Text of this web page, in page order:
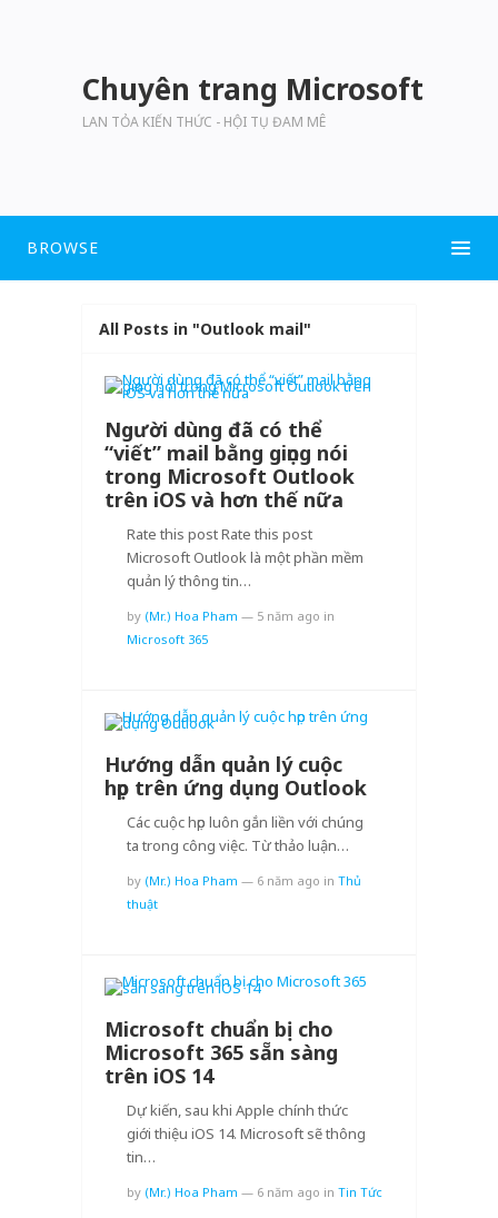
Chuyên trang Microsoft
LAN TỎA KIẾN THỨC - HỘI TỤ ĐAM MÊ
BROWSE
All Posts in "Outlook mail"
Người dùng đã có thể
“viết” mail bằng giọng nói
trong Microsoft Outlook
trên iOS và hơn thế nữa
Rate this post Rate this post
Microsoft Outlook là một phần mềm
quản lý thông tin…
by (Mr.) Hoa Pham — 5 năm ago in
Microsoft 365
Hướng dẫn quản lý cuộc
họp trên ứng dụng Outlook
Các cuộc họp luôn gắn liền với chúng
ta trong công việc. Từ thảo luận…
by (Mr.) Hoa Pham — 6 năm ago in Thủ
thuật
Microsoft chuẩn bị cho
Microsoft 365 sẵn sàng
trên iOS 14
Dự kiến, sau khi Apple chính thức
giới thiệu iOS 14. Microsoft sẽ thông
tin…
by (Mr.) Hoa Pham — 6 năm ago in Tin Tức